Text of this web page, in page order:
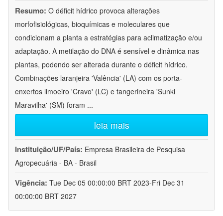
Resumo: O déficit hídrico provoca alterações
morfofisiológicas, bioquímicas e moleculares que
condicionam a planta a estratégias para aclimatização e/ou
adaptação. A metilação do DNA é sensível e dinâmica nas
plantas, podendo ser alterada durante o déficit hídrico.
Combinações laranjeira 'Valência' (LA) com os porta-
enxertos limoeiro 'Cravo' (LC) e tangerineira 'Sunki
Maravilha' (SM) foram ...
leia mais
Instituição/UF/País: Empresa Brasileira de Pesquisa
Agropecuária - BA - Brasil
Vigência: Tue Dec 05 00:00:00 BRT 2023-Fri Dec 31
00:00:00 BRT 2027